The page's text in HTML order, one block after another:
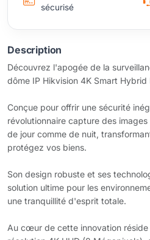
sécurisé
Description
Découvrez l'apogée de la
dôme IP Hikvision 4K Smart
Conçue pour offrir une sécurité
révolutionnaire capture des
de jour comme de nuit,
protégez vos biens.
Son design robuste et ses
solution ultime pour les
une tranquillité d'esprit totale.
Au cœur de cette innovation